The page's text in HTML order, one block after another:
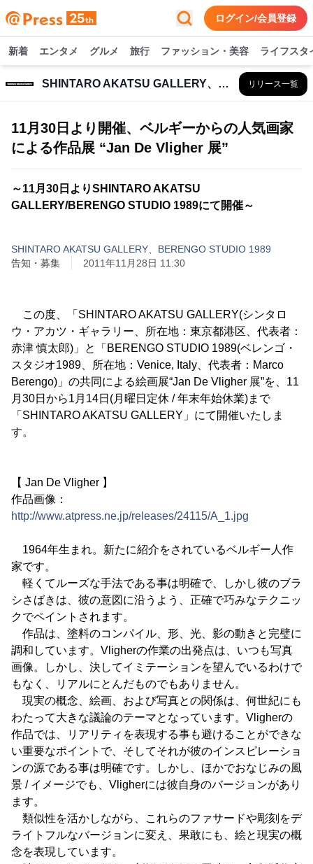
ログイン/会員登録
新着 エンタメ グルメ 旅行 ファッション・美容 ライフスタ
SHINTARO AKATSU GALLERY、BERENGO STUDIO 1989 リリース一覧
11月30日より開催、ベルギーからの人気画家
による作品展 “Jan De Vligher 展”
～11月30日よりSHINTARO AKATSU
GALLERY/BERENGO STUDIO 1989にて開催～
SHINTARO AKATSU GALLERY、BERENGO STUDIO 1989
告知・募集
2011年11月28日 11:30
この度、「SHINTARO AKATSU GALLERY(シンタロ
ウ・アカツ・ギャラリー、所在地：東京都港区、代表者：
赤津 慎太郎)」と「BERENGO STUDIO 1989(ベレンゴ・
スタジオ1989、所在地：Venice, Italy、代表者：Marco
Berengo)」の共同による絵画展“Jan De Vligher 展”を、11
月30日から1月14日(月曜日定休 / 年末年始休業)まで
「SHINTARO AKATSU GALLERY」にて開催いたしま
す。
【 Jan De Vligher 】
作品画像：
http://www.atpress.ne.jp/releases/24115/A_1.jpg
1964年生まれ。新たに紹介をされているベルギー人作
家です。
軽くてルーズな手法である事は明確で、しかし彼のブラ
シさばきは、彼の意図に沿うよう、正確で巧みなテクニッ
クでペイントされます。
作品は、塗料のコンパイル、形、光、影の動きと完璧に
調和しています。Vligherの作業の出発点は、いつも写真
画像。しかし、決してイミテーションを望んでいるわけで
もなく、リアルにとんだものでもありません。
現実の概念、絵画、および写真との関係は、何世紀にも
わたって大きな議論のテーマとなっています。Vligherの
作品では、リアリティを表現する事も避けることができな
い重要なポイントで、そしてそれが彼のインスピレーショ
ンの源である事は明確です。しかし、ほかでおなじみの風
景 / イメージでも、Vligherには彼自身のバージョンがあり
ます。
類似性を活かしながら、これらのファサードや彫刻をデ
ライトフルなバージョンに変え、果敢にも、絵と現実の概
念を表現しています。